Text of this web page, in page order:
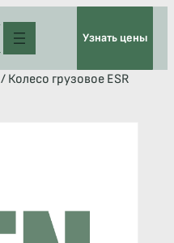
Узнать цены
/ Колесо грузовое ESR